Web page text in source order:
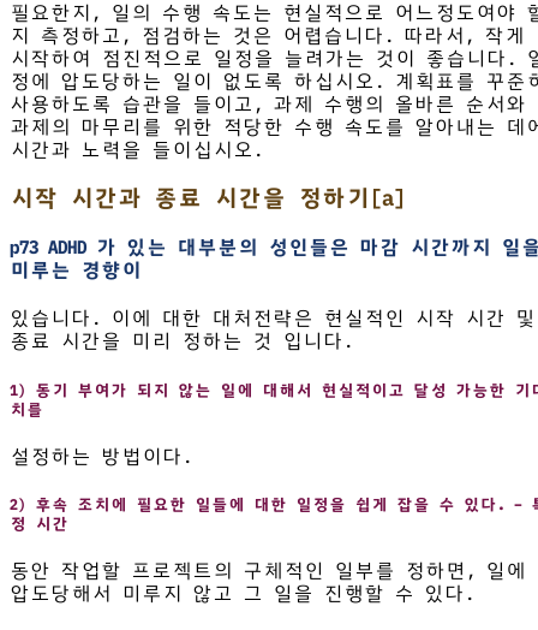
필요한지, 일의 수행 속도는 현실적으로 어느정도여야
지 측정하고, 점검하는 것은 어렵습니다. 따라서, 작게
시작하여 점진적으로 일정을 늘려가는 것이 좋습니다.
정에 압도당하는 일이 없도록 하십시오. 계획표를 꾸준
사용하도록 습관을 들이고, 과제 수행의 올바른 순서와
과제의 마무리를 위한 적당한 수행 속도를 알아내는 데
시간과 노력을 들이십시오.
시작 시간과 종료 시간을 정하기[a]
p73 ADHD 가 있는 대부분의 성인들은 마감 시간까지 일
미루는 경향이
있습니다. 이에 대한 대처전략은 현실적인 시작 시간 및
종료 시간을 미리 정하는 것 입니다.
1) 동기 부여가 되지 않는 일에 대해서 현실적이고 달성 가능한 기
치를
설정하는 방법이다.
2) 후속 조치에 필요한 일들에 대한 일정을 쉽게 잡을 수 있다. –
정 시간
동안 작업할 프로젝트의 구체적인 일부를 정하면, 일에
압도당해서 미루지 않고 그 일을 진행할 수 있다.